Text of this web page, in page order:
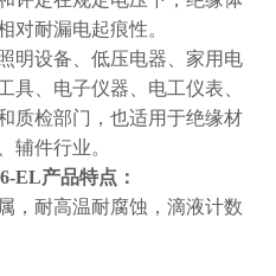
对耐漏电起痕性。
明设备、低压电器、家用电
具、电子仪器、电工仪表、
质检部门，也适用于绝缘材
辅件行业。
EL产品特点：
，耐高温耐腐蚀，滴液计数